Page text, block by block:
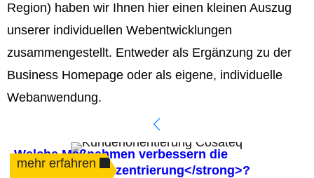
Region) haben wir Ihnen hier einen kleinen Auszug
unserer individuellen Webentwicklungen
zusammengestellt. Entweder als Ergänzung zu der
Business Homepage oder als eigene, individuelle
Webanwendung.
Welche Maßnahmen verbessern die
<strong>Kundenzentrierung</strong>?
mehr erfahren